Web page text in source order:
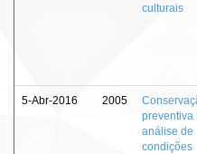
culturais
5-Abr-2016 2005
preventiva
análise de
condições